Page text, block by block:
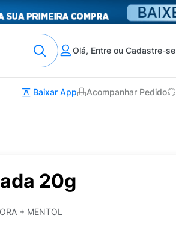
Olá, Entre ou Cadastre-se
Baixar App Acompanhar Pedido
20g
+ MENTOL